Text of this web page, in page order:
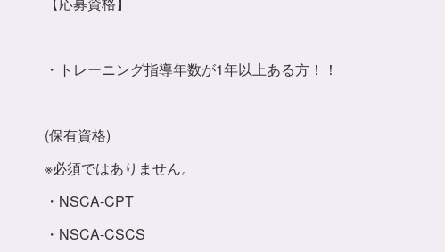
・トレーニング指導年数が1年以上ある方！！
(保有資格)
※必須ではありません。
・NSCA-CPT
・NSCA-CSCS